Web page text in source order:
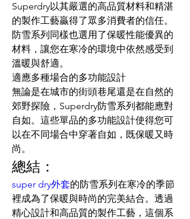
Superdry以其嚴選的高品質材料和精湛
的製作工藝贏得了眾多消費者的信任。
防雪系列同樣也選用了保暖性能優異的
材料，讓您在寒冷的環境中依然感受到
溫暖與舒適。
適應多種場合的多功能設計
無論是在城市的街頭巷尾還是在自然的
郊野探險，Superdry防雪系列都能應對
自如。這些單品的多功能設計使得您可
以在不同場合中穿著自如，既保暖又時
尚。
總結：
super dry外套的防雪系列在寒冷的季節
裡成為了保暖與時尚的完美結合。透過
精心設計和高品質的製作工藝，這個系